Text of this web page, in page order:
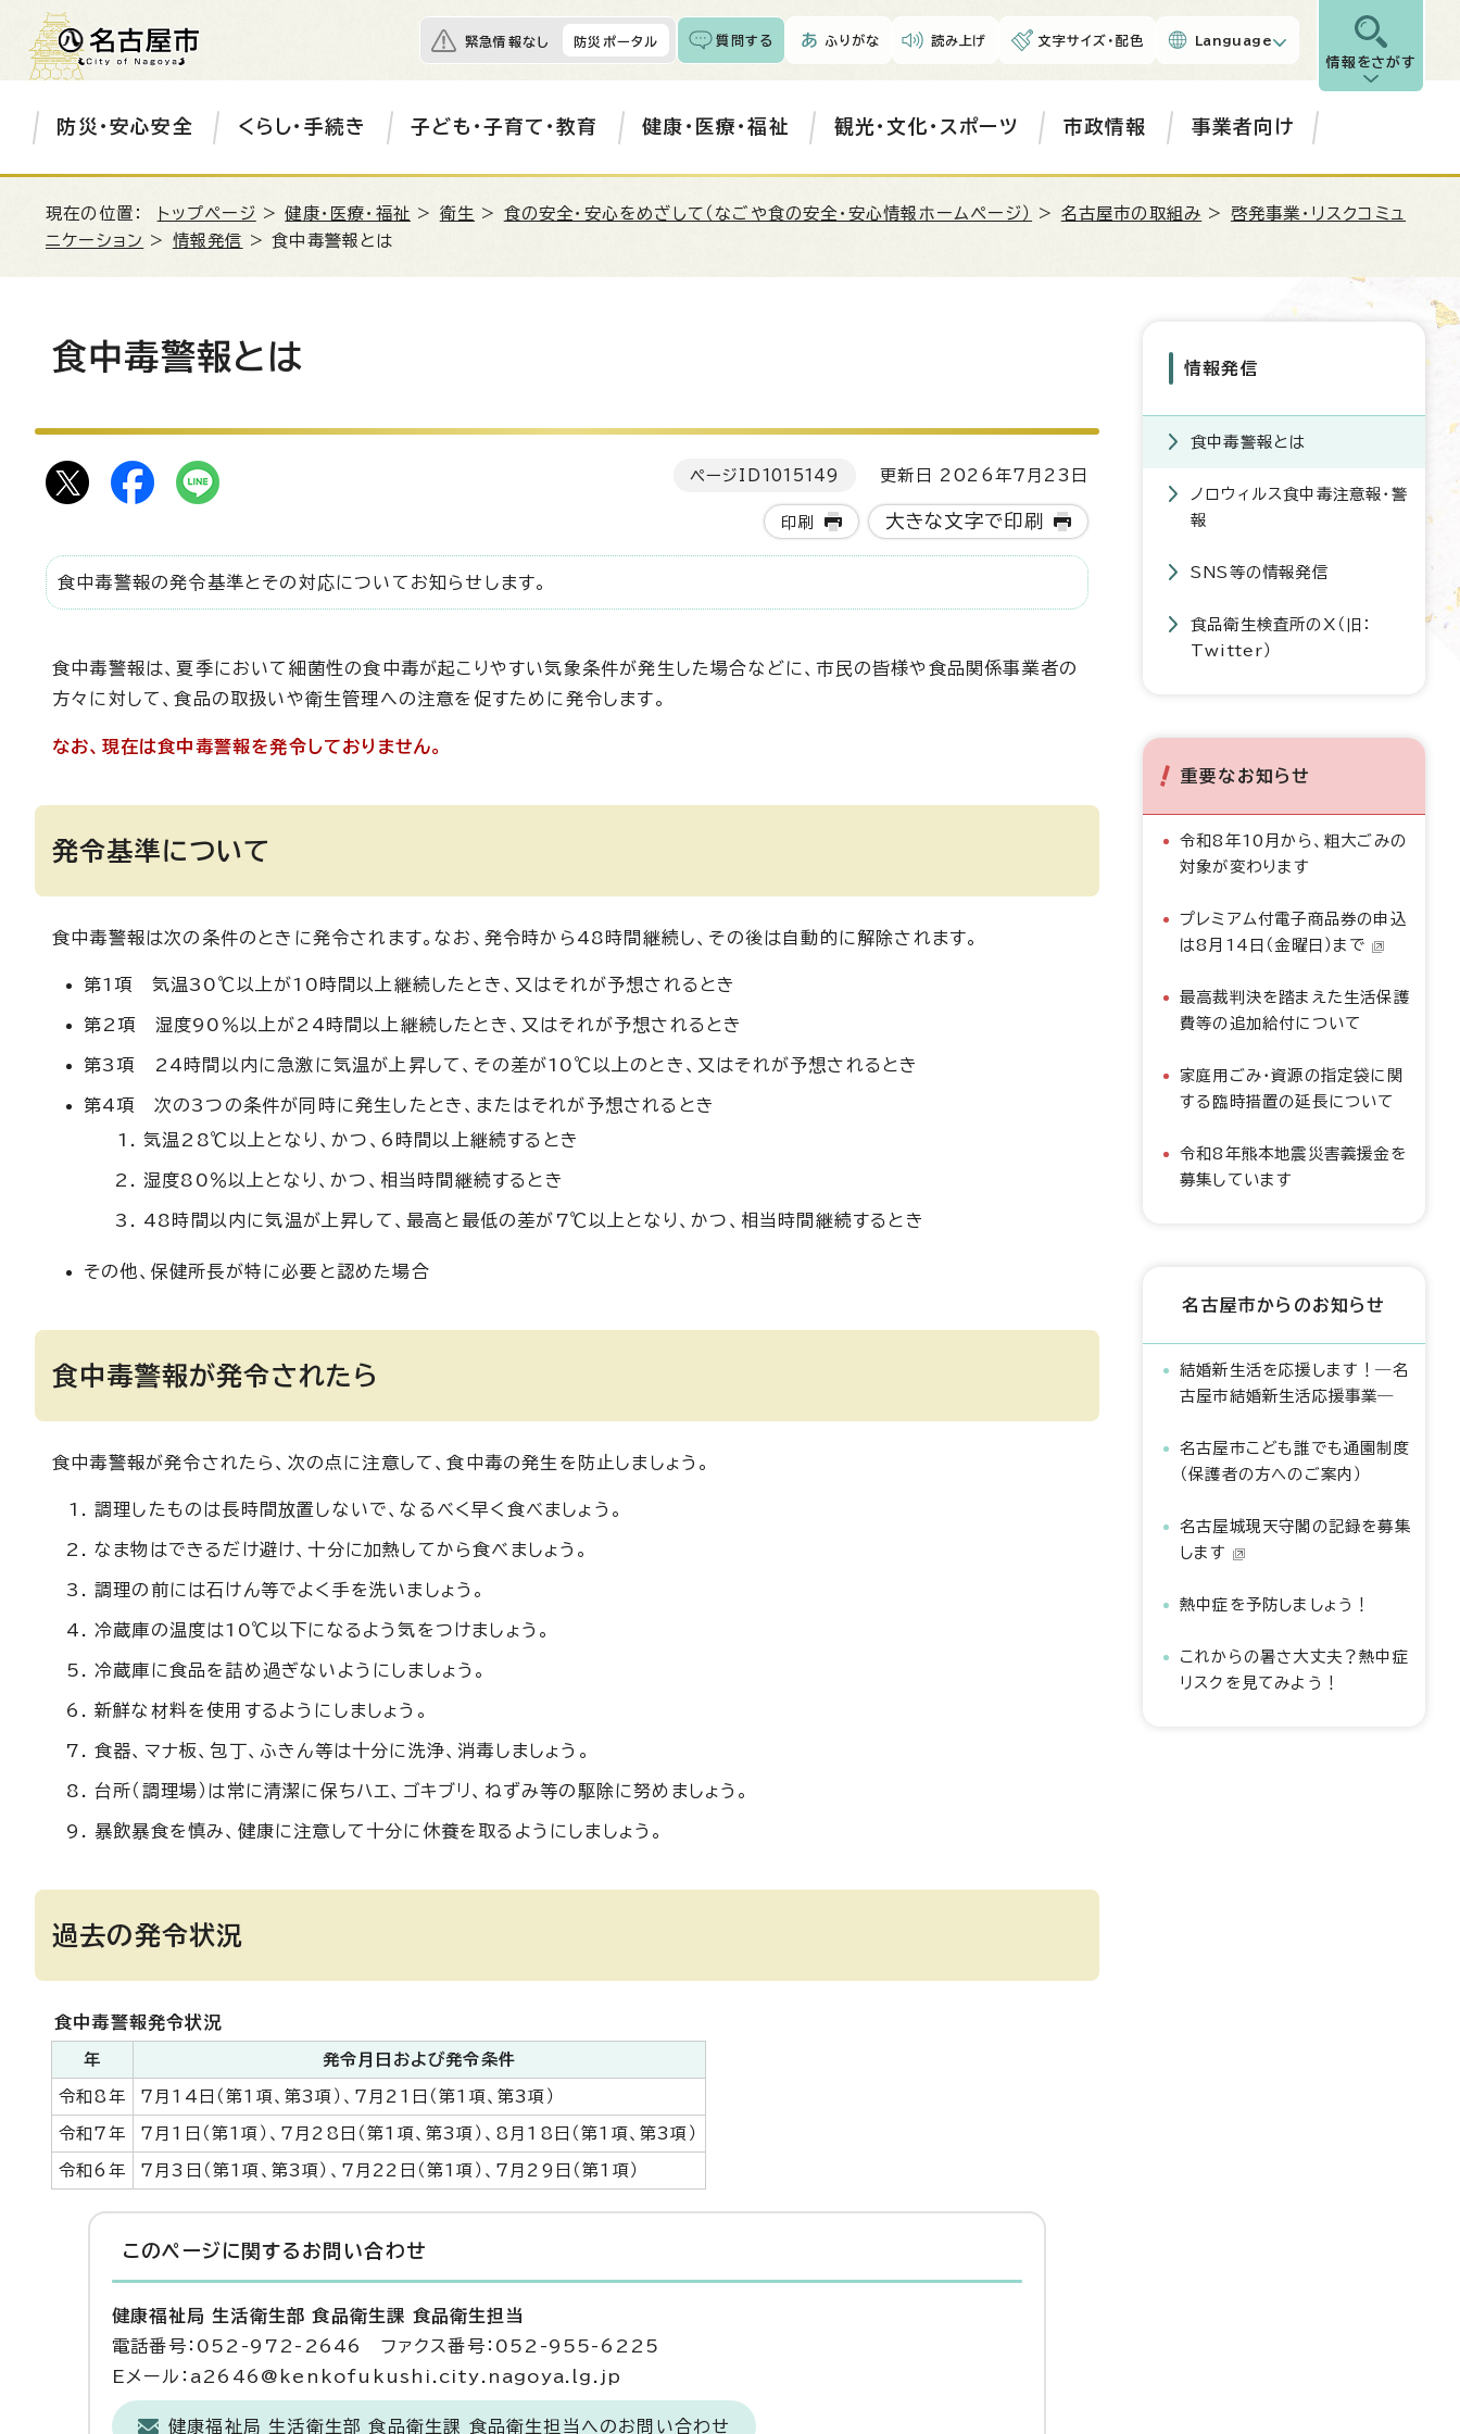
緊急情報なし 防災ポータル 質問する ふりがな 読み上げ 文字サイズ・配色 Language
情報をさがす
防災・安心安全 くらし・手続き 子ども・子育て・教育 健康・医療・福祉 観光・文化・スポーツ 市政情報 事業者向け
現在の位置： トップページ >健康・医療・福祉 > 衛生 > 食の安全・安心をめざして（なごや食の安全・安心情報ホームページ） > 名古屋市の取組み > 啓発事業・リスクコミュ
ニケーション > 情報発信 > 食中毒警報とは
食中毒警報とは
ページID 1015149 更新日 2026年7月23日
印刷 大きな文字で印刷
食中毒警報の発令基準とその対応についてお知らせします。
食中毒警報は、夏季において細菌性の食中毒が起こりやすい気象条件が発生した場合などに、市民の皆様や食品関係事業者の
方々に対して、食品の取扱いや衛生管理への注意を促すために発令します。
なお、現在は食中毒警報を発令しておりません。
発令基準について
食中毒警報は次の条件のときに発令されます。なお、発令時から48時間継続し、その後は自動的に解除されます。
第1項 気温30℃以上が10時間以上継続したとき、又はそれが予想されるとき
第2項 湿度90％以上が24時間以上継続したとき、又はそれが予想されるとき
第3項 24時間以内に急激に気温が上昇して、その差が10℃以上のとき、又はそれが予想されるとき
第4項 次の3つの条件が同時に発生したとき、またはそれが予想されるとき
気温28℃以上となり、かつ、6時間以上継続するとき
湿度80％以上となり、かつ、相当時間継続するとき
48時間以内に気温が上昇して、最高と最低の差が7℃以上となり、かつ、相当時間継続するとき
その他、保健所長が特に必要と認めた場合
食中毒警報が発令されたら
食中毒警報が発令されたら、次の点に注意して、食中毒の発生を防止しましょう。
調理したものは長時間放置しないで、なるべく早く食べましょう。
なま物はできるだけ避け、十分に加熱してから食べましょう。
調理の前には石けん等でよく手を洗いましょう。
冷蔵庫の温度は10℃以下になるよう気をつけましょう。
冷蔵庫に食品を詰め過ぎないようにしましょう。
新鮮な材料を使用するようにしましょう。
食器、マナ板、包丁、ふきん等は十分に洗浄、消毒しましょう。
台所（調理場）は常に清潔に保ちハエ、ゴキブリ、ねずみ等の駆除に努めましょう。
暴飲暴食を慎み、健康に注意して十分に休養を取るようにしましょう。
過去の発令状況
食中毒警報発令状況
年 発令月日および発令条件
令和8年 7月14日（第1項、第3項）、7月21日（第1項、第3項）
令和7年 7月1日（第1項）、7月28日（第1項、第3項）、8月18日（第1項、第3項）
令和6年 7月3日（第1項、第3項）、7月22日（第1項）、7月29日（第1項）
このページに関する お問い合わせ
健康福祉局 生活衛生部 食品衛生課 食品衛生担当
電話番号：052-972-2646 ファクス番号：052-955-6225
Eメール：a2646@kenkofukushi.city.nagoya.lg.jp
健康福祉局 生活衛生部 食品衛生課 食品衛生担当へのお問い合わせ
情報発信
食中毒警報とは
ノロウィルス食中毒注意報・警
報
SNS等の情報発信
食品衛生検査所のX（旧：
Twitter）
重要なお知らせ
令和8年10月から、粗大ごみの
対象が変わります
プレミアム付電子商品券の申込
は8月14日（金曜日）まで
最高裁判決を踏まえた生活保護
費等の追加給付について
家庭用ごみ・資源の指定袋に関
する臨時措置の延長について
令和8年熊本地震災害義援金を
募集しています
名古屋市からのお知らせ
結婚新生活を応援します！―名
古屋市結婚新生活応援事業―
名古屋市こども誰でも通園制度
（保護者の方へのご案内）
名古屋城現天守閣の記録を募集
します
熱中症を予防しましょう！
これからの暑さ大丈夫？熱中症
リスクを見てみよう！